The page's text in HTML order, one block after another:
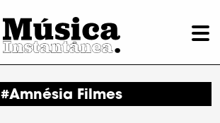
#Amnésia Filmes